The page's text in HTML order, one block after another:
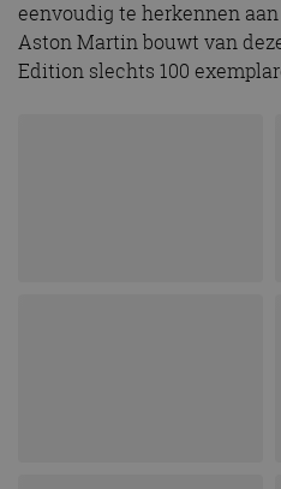
eenvoudig te herkennen
Aston Martin bouwt van
Edition slechts 100